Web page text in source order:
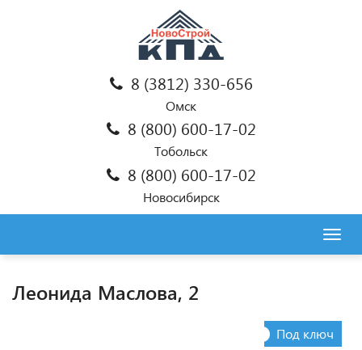
8 (3812) 330-656
Омск
8 (800) 600-17-02
Тобольск
8 (800) 600-17-02
Новосибирск
Леонида Маслова, 2
Под ключ